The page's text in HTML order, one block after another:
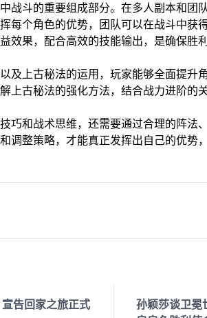
战斗的重要组成部分。在多人副本和团
每个角色的优势，团队可以在战斗中获
效果，配合高效的技能输出，是确保胜利
及上古秘法的运用，玩家能够全面提升
上古秘法的强化方法，结合战力进阶的
巧和战术思维，还需要通过合理的阵法
调整策略，才能真正发挥出自己的优势
告回家之旅正式
孙颖莎谈卫冕